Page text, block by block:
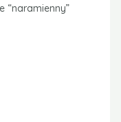
“naramienny”